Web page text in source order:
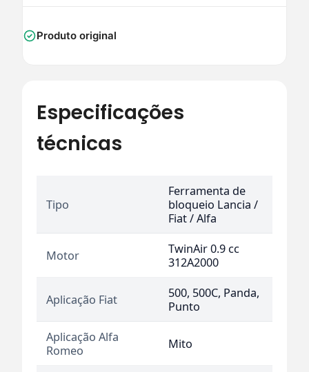
Produto original
Especificações
técnicas
Tipo
Ferramenta de
bloqueio Lancia /
Fiat / Alfa
Motor
TwinAir 0.9 cc
312A2000
Aplicação Fiat
500, 500C, Panda,
Punto
Aplicação Alfa
Romeo
Mito